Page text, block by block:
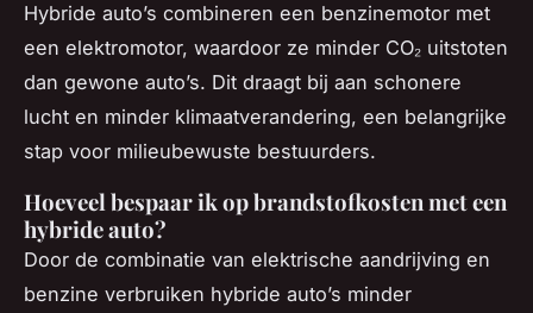
Hybride auto’s combineren een benzinemotor met
een elektromotor, waardoor ze minder CO₂ uitstoten
dan gewone auto’s. Dit draagt bij aan schonere
lucht en minder klimaatverandering, een belangrijke
stap voor milieubewuste bestuurders.
Hoeveel bespaar ik op brandstofkosten met een
hybride auto?
Door de combinatie van elektrische aandrijving en
benzine verbruiken hybride auto’s minder